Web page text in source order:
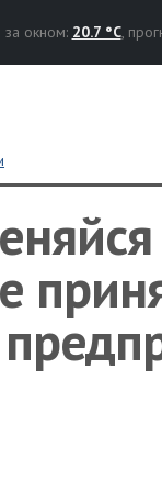
за окном: 20.7 °C,